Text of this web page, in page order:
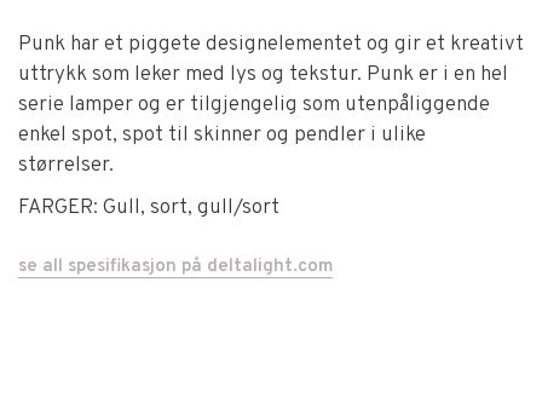
Punk har et piggete designelementet og gir et kreativt
uttrykk som leker med lys og tekstur. Punk er i en hel
serie lamper og er tilgjengelig som utenpåliggende
enkel spot, spot til skinner og pendler i ulike
størrelser.
FARGER: Gull, sort, gull/sort
se all spesifikasjon på deltalight.com